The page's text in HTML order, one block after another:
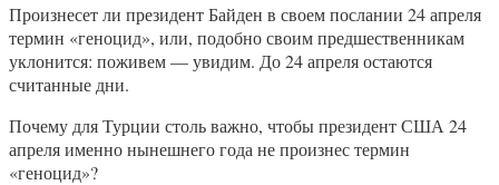
Произнесет ли президент Байден в своем послании 24 апреля
термин «геноцид», или, подобно своим предшественникам
уклонится: поживем — увидим. До 24 апреля остаются
считанные дни.
Почему для Турции столь важно, чтобы президент США 24
апреля именно нынешнего года не произнес термин
«геноцид»?